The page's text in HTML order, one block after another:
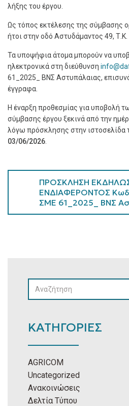
λήξης του έργου.
Ως τόπος εκτέλεσης της σύμβασης
ήτοι στην οδό Αστυδάμαντος 49,
Τα υποψήφια άτομα μπορούν να
ηλεκτρονικά στη διεύθυνση
61_2025_ ΒΝΣ Αστυπάλαιας,
έγγραφα.
Η έναρξη προθεσμίας για υποβολή
σύμβασης έργου ξεκινά από την
λόγω πρόσκλησης στην ιστοσελίδα
03/06/2026
ΠΡΟΣΚΛΗΣΗ
ΕΝΔΙΑΦΕΡΟΝΤΟΣ
ΣΜΕ 61_2025_ ΒΝΣ
ΚΑΤΗΓΟΡΙΕΣ
AGRICOM
Uncategorized
Ανακοινώσεις
Δελτία Τύπου